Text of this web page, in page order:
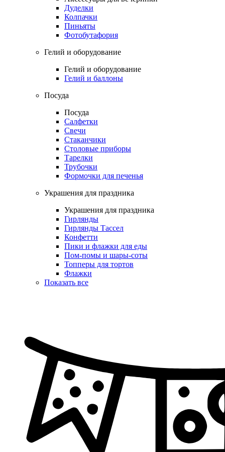
Дуделки
Колпачки
Пиньяты
Фотобутафория
Гелий и оборудование
Гелий и оборудование
Гелий и баллоны
Посуда
Посуда
Салфетки
Свечи
Стаканчики
Столовые приборы
Тарелки
Трубочки
Формочки для печенья
Украшения для праздника
Украшения для праздника
Гирлянды
Гирлянды Тассел
Конфетти
Пики и флажки для еды
Пом-помы и шары-соты
Топперы для тортов
Флажки
Показать все